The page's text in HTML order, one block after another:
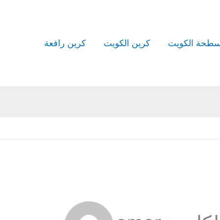
الكويت كرين الكويت كرين رافعة